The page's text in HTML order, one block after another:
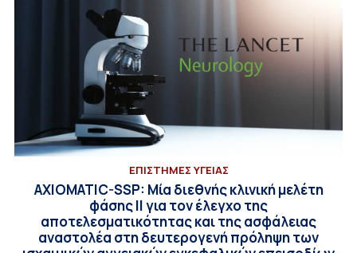
ΕΠΙΣΤΗΜΕΣ ΥΓΕΙΑΣ
AXIOMATIC-SSP: Μία διεθνής κλινική μελέτη
φάσης II για τον έλεγχο της
αποτελεσματικότητας και της ασφάλειας
αναστολέα στη δευτερογενή πρόληψη των